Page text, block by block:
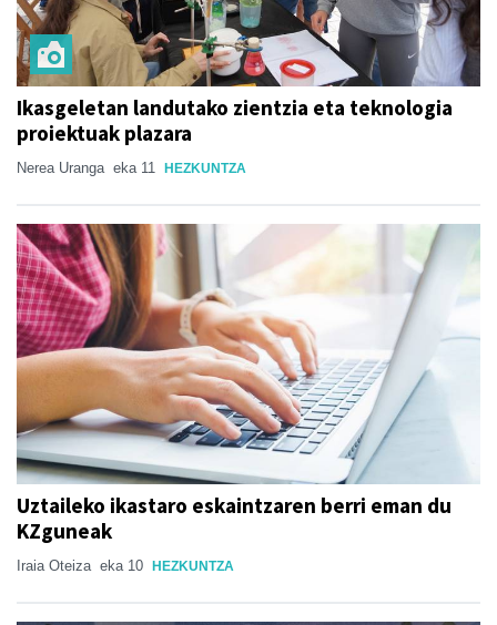
Ikasgeletan landutako zientzia eta teknologia
proiektuak plazara
Nerea Uranga eka 11 HEZKUNTZA
Uztaileko ikastaro eskaintzaren berri eman du
KZguneak
Iraia Oteiza eka 10 HEZKUNTZA